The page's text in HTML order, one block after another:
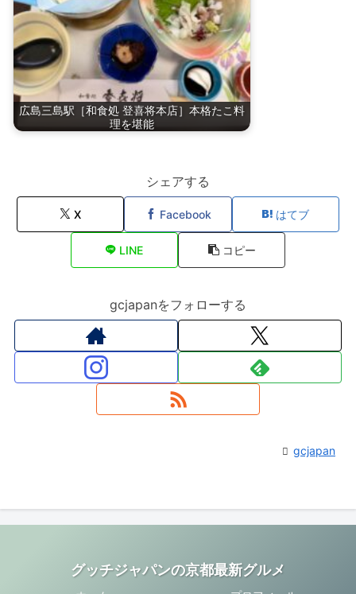
広島三島駅［和食処 登喜将本店］本格たこ料
理を堪能
シェアする
X Facebook はてブ
LINE コピー
gcjapanをフォローする
gcjapan
グッチジャパンの京都最新グルメ